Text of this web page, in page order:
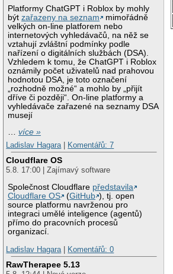
Platformy ChatGPT i Roblox by mohly
býtzařazeny na seznam
mimořádně
velkých on-line platforem nebo
internetových vyhledávačů, na něž se
vztahují zvláštní podmínky podle
nařízení o digitálních službách (DSA).
Vzhledem k tomu, že ChatGPT i Roblox
oznámily počet uživatelů nad prahovou
hodnotou DSA, je toto označení
„rozhodně možné“ a mohlo by „přijít
dříve či později“. On-line platformy a
vyhledávače zařazené na seznamy DSA
musejí
…více »
Ladislav Hagara
Komentářů: 7
Cloudflare OS
5.8. 17:00 | Zajímavý software
Společnost Cloudflare představila
Cloudflare OS
(GitHub ), tj. open
source platformu navrženou pro
integraci umělé inteligence (agentů)
přímo do pracovních procesů
organizací.
Ladislav Hagara
Komentářů: 0
RawTherapee 5.13